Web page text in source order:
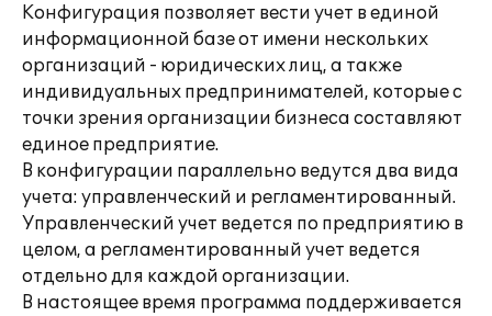
Конфигурация позволяет вести учет в единой
информационной базе от имени нескольких
организаций - юридических лиц, а также
индивидуальных предпринимателей, которые с
точки зрения организации бизнеса составляют
единое предприятие.
В конфигурации параллельно ведутся два вида
учета: управленческий и регламентированный.
Управленческий учет ведется по предприятию в
целом, а регламентированный учет ведется
отдельно для каждой организации.
В настоящее время программа поддерживается